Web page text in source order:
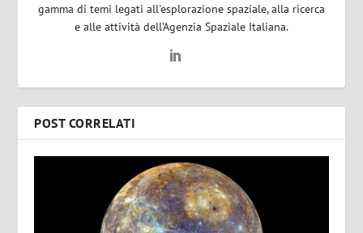
gamma di temi legati all'esplorazione spaziale, alla ricerca
e alle attività dell’Agenzia Spaziale Italiana.
POST CORRELATI